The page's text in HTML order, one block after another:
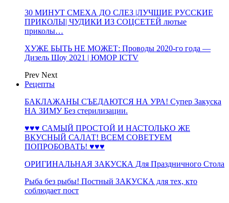
30 МИНУТ СМЕХА ДО СЛЕЗ |ЛУЧШИЕ РУССКИЕ
ПРИКОЛЫ| ЧУДИКИ ИЗ СОЦСЕТЕЙ лютые
приколы…
ХУЖЕ БЫТЬ НЕ МОЖЕТ: Проводы 2020-го года —
Дизель Шоу 2021 | ЮМОР ICTV
Prev Next
Рецепты
БАКЛАЖАНЫ СЪЕДАЮТСЯ НА УРА! Супер Закуска
НА ЗИМУ Без стерилизации.
♥♥♥ САМЫЙ ПРОСТОЙ И НАСТОЛЬКО ЖЕ
ВКУСНЫЙ САЛАТ! ВСЕМ СОВЕТУЕМ
ПОПРОБОВАТЬ! ♥♥♥
ОРИГИНАЛЬНАЯ ЗАКУСКА Для Праздничного Стола
Рыба без рыбы! Постный ЗАКУСКА для тех, кто
соблюдает пост